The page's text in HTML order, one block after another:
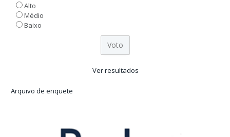
Alto
Médio
Baixo
Ver resultados
Arquivo de enquete